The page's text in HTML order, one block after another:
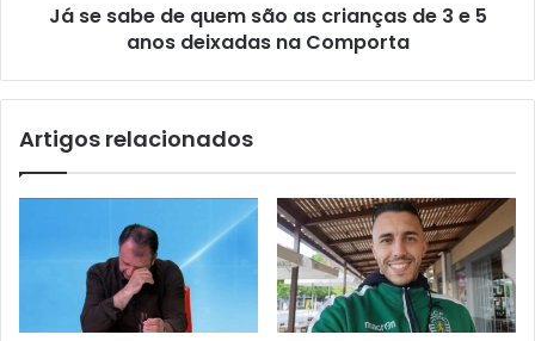
Já se sabe de quem são as crianças de 3 e 5
anos deixadas na Comporta
Artigos relacionados